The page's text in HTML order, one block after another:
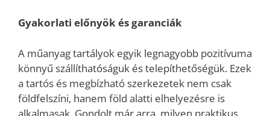
Gyakorlati előnyök és garanciák
A műanyag tartályok egyik legnagyobb pozitívuma
könnyű szállíthatóságuk és telepíthetőségük. Ezek
a tartós és megbízható szerkezetek nem csak
földfelszíni, hanem föld alatti elhelyezésre is
alkalmasak. Gondolt már arra, milyen praktikus